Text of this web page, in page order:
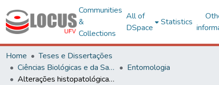
Communities
&
Collections
All of
DSpace
Statistics
Home
Teses e Dissertações
Ciências Biológicas e da Saúde
Entomologia
Alterações histopatológicas e citotóxicas no intestino médio de Apis mellifera (Hymenoptera: Apidae) causadas por acaricida e fungicida